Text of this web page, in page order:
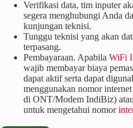
Verifikasi data, tim inputer
segera menghubungi Anda
kunjungan teknisi.
Tunggu teknisi yang akan
terpasang.
Pembayaraan. Apabila WiFi
wajib membayar biaya
dapat aktif serta dapat
menggunakan nomor
di ONT/Modem IndiBiz)
untuk mengetahui nomor